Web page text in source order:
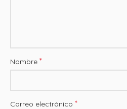
Nombre *
Correo electrónico *